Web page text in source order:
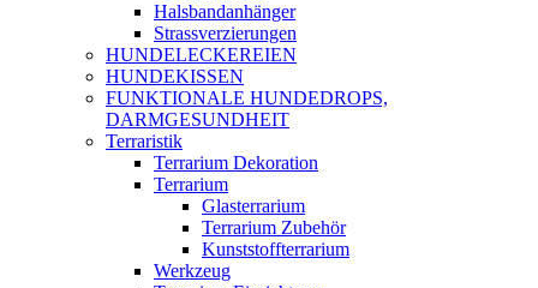
Halsbandanhänger
Strassverzierungen
HUNDELECKEREIEN
HUNDEKISSEN
FUNKTIONALE HUNDEDROPS,
DARMGESUNDHEIT
Terraristik
Terrarium Dekoration
Terrarium
Glasterrarium
Terrarium Zubehör
Kunststoffterrarium
Werkzeug